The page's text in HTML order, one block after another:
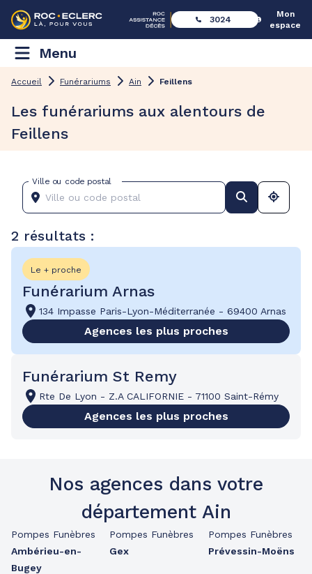
3024
Mon
espace
Menu
Accueil Funérariums Ain Feillens
Les funérariums aux alentours de
Feillens
Ville ou code postal
2 résultats :
Le + proche
Funérarium Arnas
134 Impasse Paris-Lyon-Méditerranée - 69400 Arnas
Agences les plus proches
Funérarium St Remy
Rte De Lyon - Z.A CALIFORNIE - 71100 Saint-Rémy
Agences les plus proches
Nos agences dans votre
département Ain
Pompes Funèbres
Ambérieu-en-
Bugey
Pompes Funèbres
Gex
Pompes Funèbres
Prévessin-Moëns